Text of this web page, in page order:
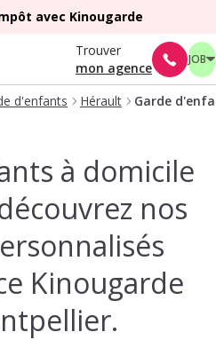
avec Kinougarde
Trouver
mon agence
JOB
d'enfants Hérault Garde
à domicile
nos
Kinougarde